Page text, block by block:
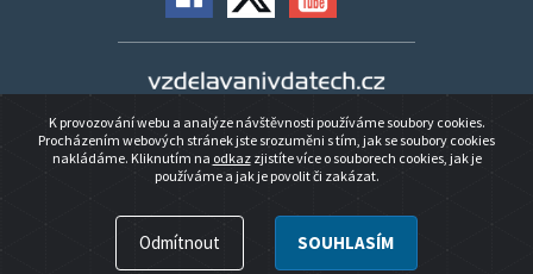
Vzdělávání v datech
Prohlášení o přístupnosti
© 2026 ČESKÁ ŠKOLNÍ INSPEKCE ČR
K provozování webu a analýze návštěvnosti používáme soubory cookies.
Procházením webových stránek jste srozuměni s tím, jak se soubory cookies
nakládáme. Kliknutím na odkazzjistíte více o souborech cookies, jak je
používáme a jak je povolit či zakázat.
Odmítnout SOUHLASÍM